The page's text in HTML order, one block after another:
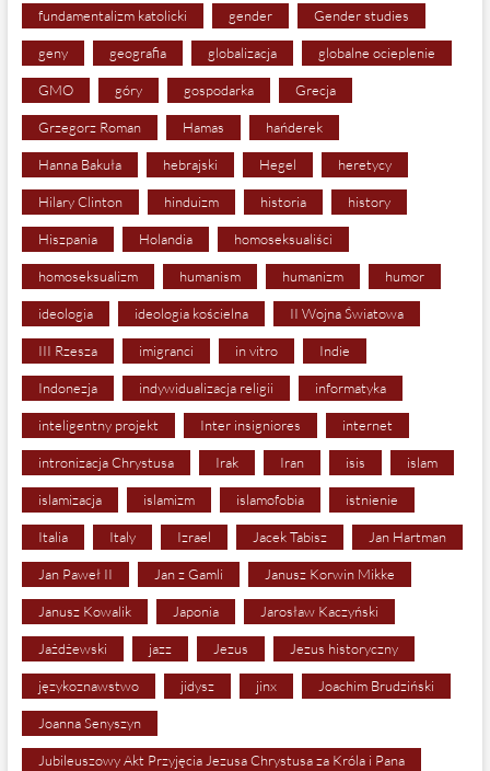
fundamentalizm katolicki gender Gender studies
geny geografia globalizacja globalne ocieplenie
GMO góry gospodarka Grecja
Grzegorz Roman Hamas hańderek
Hanna Bakuła hebrajski Hegel heretycy
Hilary Clinton hinduizm historia history
Hiszpania Holandia homoseksualiści
homoseksualizm humanism humanizm humor
ideologia ideologia kościelna II Wojna Światowa
III Rzesza imigranci in vitro Indie
Indonezja indywidualizacja religii informatyka
inteligentny projekt Inter insigniores internet
intronizacja Chrystusa Irak Iran isis islam
islamizacja islamizm islamofobia istnienie
Italia Italy Izrael Jacek Tabisz Jan Hartman
Jan Paweł II Jan z Gamli Janusz Korwin Mikke
Janusz Kowalik Japonia Jarosław Kaczyński
Jażdżewski jazz Jezus Jezus historyczny
językoznawstwo jidysz jinx Joachim Brudziński
Joanna Senyszyn
Jubileuszowy Akt Przyjęcia Jezusa Chrystusa za Króla i Pana